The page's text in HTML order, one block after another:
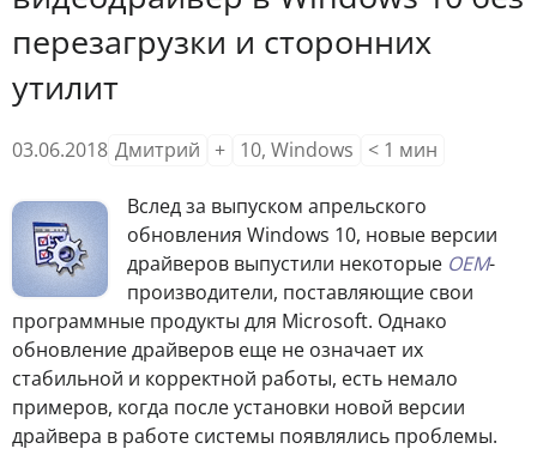
перезагрузки и сторонних
утилит
03.06.2018 Дмитрий + 10, Windows < 1 мин
Вслед за выпуском апрельского
обновления Windows 10, новые версии
драйверов выпустили некоторые OEM-
производители, поставляющие свои
программные продукты для Microsoft. Однако
обновление драйверов еще не означает их
стабильной и корректной работы, есть немало
примеров, когда после установки новой версии
драйвера в работе системы появлялись проблемы.